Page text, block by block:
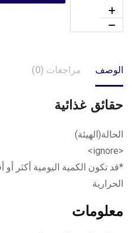
الوصف مراجعات (0)
حقائق غذائية
الحالة(الهيئة)
<ignore>
*قد تكون الكمية اليومية أكثر
الحرارية
معلومات